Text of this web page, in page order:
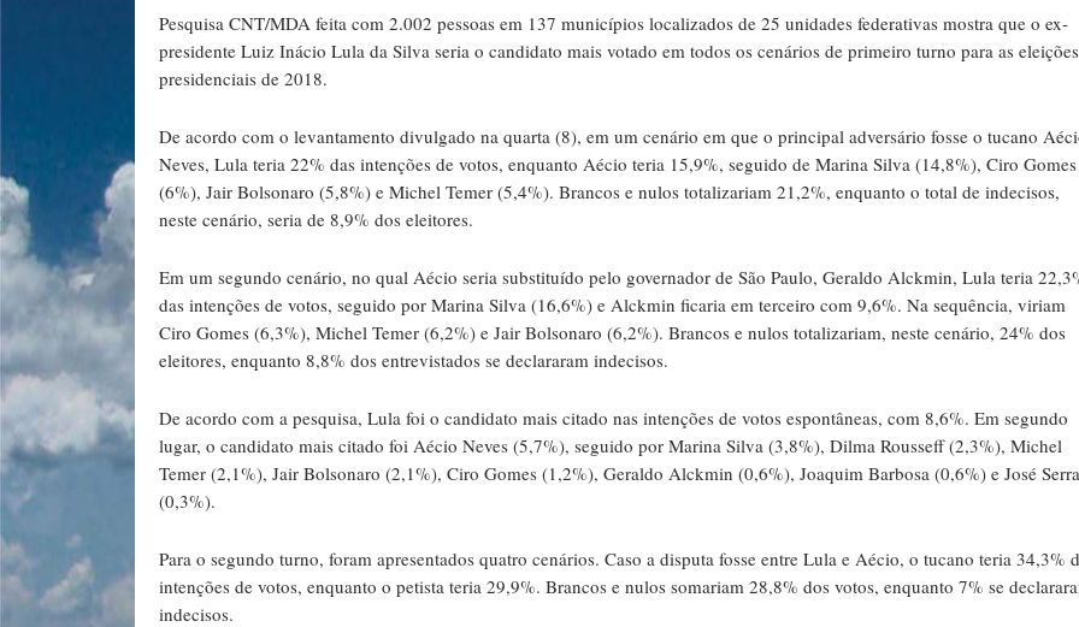
Pesquisa CNT/MDA feita com 2.002 pessoas em 137 municípios localizados de 25 unidades federativas mostra que o ex-
presidente Luiz Inácio Lula da Silva seria o candidato mais votado em todos os cenários de primeiro turno para as eleições
presidenciais de 2018.
De acordo com o levantamento divulgado na quarta (8), em um cenário em que o principal adversário fosse o tucano
Neves, Lula teria 22% das intenções de votos, enquanto Aécio teria 15,9%, seguido de Marina Silva (14,8%), Ciro Gomes
(6%), Jair Bolsonaro (5,8%) e Michel Temer (5,4%). Brancos e nulos totalizariam 21,2%, enquanto o total de indecisos,
neste cenário, seria de 8,9% dos eleitores.
Em um segundo cenário, no qual Aécio seria substituído pelo governador de São Paulo, Geraldo Alckmin, Lula teria
das intenções de votos, seguido por Marina Silva (16,6%) e Alckmin ficaria em terceiro com 9,6%. Na sequência, viriam
Ciro Gomes (6,3%), Michel Temer (6,2%) e Jair Bolsonaro (6,2%). Brancos e nulos totalizariam, neste cenário, 24% dos
eleitores, enquanto 8,8% dos entrevistados se declararam indecisos.
De acordo com a pesquisa, Lula foi o candidato mais citado nas intenções de votos espontâneas, com 8,6%. Em segundo
lugar, o candidato mais citado foi Aécio Neves (5,7%), seguido por Marina Silva (3,8%), Dilma Rousseff (2,3%), Michel
Temer (2,1%), Jair Bolsonaro (2,1%), Ciro Gomes (1,2%), Geraldo Alckmin (0,6%), Joaquim Barbosa (0,6%) e José Serra
(0,3%).
Para o segundo turno, foram apresentados quatro cenários. Caso a disputa fosse entre Lula e Aécio, o tucano teria 34,3%
intenções de votos, enquanto o petista teria 29,9%. Brancos e nulos somariam 28,8% dos votos, enquanto 7% se
indecisos.